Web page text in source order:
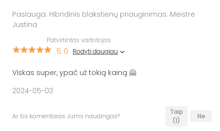
Paslauga: Hibridinis blakstienų priauginimas. Meistrė
Justina
Patvirtintas vartotojas
5.0 Rodyti daugiau
Viskas super, ypač už tokią kainą 🤗
2024-05-03
Ar šis komentaras Jums naudingas?
Taip
(1)
Ne